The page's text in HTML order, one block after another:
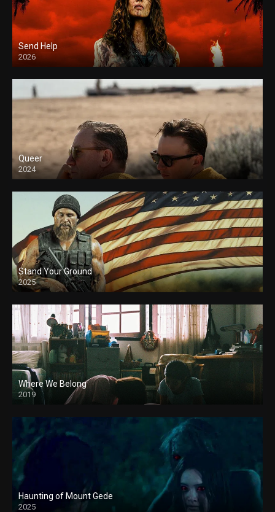
Send Help
2026
Queer
2024
Stand Your Ground
2025
Where We Belong
2019
Haunting of Mount Gede
2025